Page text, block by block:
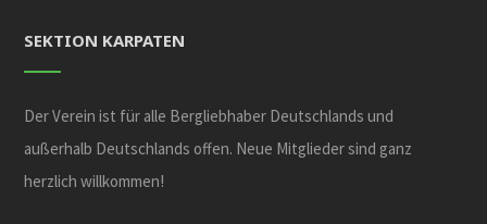
SEKTION KARPATEN
Der Verein ist für alle Bergliebhaber Deutschlands und
außerhalb Deutschlands offen. Neue Mitglieder sind ganz
herzlich willkommen!